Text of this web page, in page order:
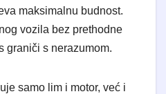
maksimalnu budnost.
vozila bez prethodne
graniči s nerazumom.
samo lim i motor, već i